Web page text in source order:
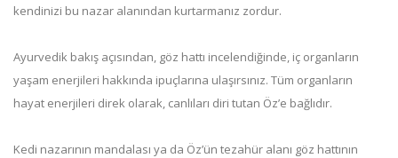
kendinizi bu nazar alanından kurtarmanız zordur.
Ayurvedik bakış açısından, göz hattı incelendiğinde, iç organların
yaşam enerjileri hakkında ipuçlarına ulaşırsınız. Tüm organların
hayat enerjileri direk olarak, canlıları diri tutan Öz’e bağlıdır.
Kedi nazarının mandalası ya da Öz’ün tezahür alanı göz hattının